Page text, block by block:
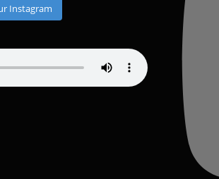
Instagram